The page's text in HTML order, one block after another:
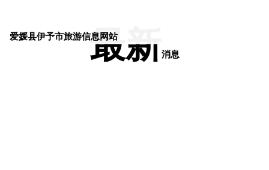
爱媛县伊予市旅游信息网站最新 消息